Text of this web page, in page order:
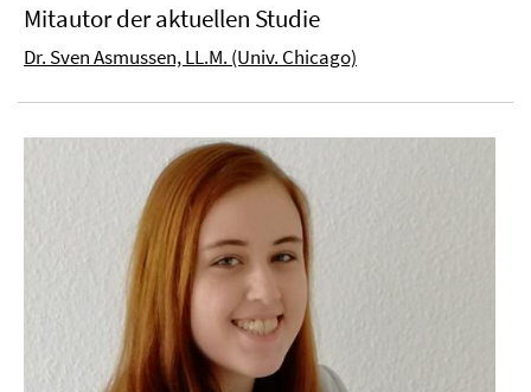
Mitautor der aktuellen Studie
Dr. Sven Asmussen, LL.M. (Univ. Chicago)